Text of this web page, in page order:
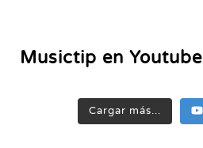
Musictip en Youtube
Cargar más...